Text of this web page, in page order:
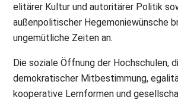
elitärer Kultur und autoritärer Politik
außenpolitischer Hegemoniewünsche
ungemütliche Zeiten an.
Die soziale Öffnung der Hochschulen,
demokratischer Mitbestimmung,
kooperative Lernformen und